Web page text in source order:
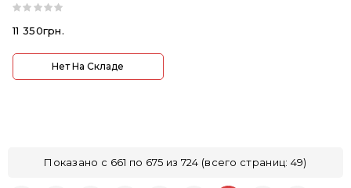
11 350грн.
Нет На Складе
Показано с 661 по 675 из 724 (всего страниц: 49)